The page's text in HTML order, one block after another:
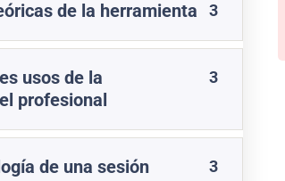
de la herramienta 3
usos de la
profesional
3
de una sesión 3